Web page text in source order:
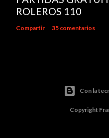
ROLEROS 110
Compartir 35 comentarios
Con la
Copyright